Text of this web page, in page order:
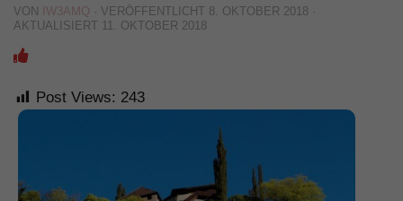
VON IW3AMQ · VERÖFFENTLICHT 8. OKTOBER 2018 ·
AKTUALISIERT 11. OKTOBER 2018
Post Views: 243